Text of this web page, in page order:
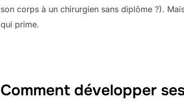
son corps à un chirurgien sans diplôme ?).
qui prime.
Comment développer